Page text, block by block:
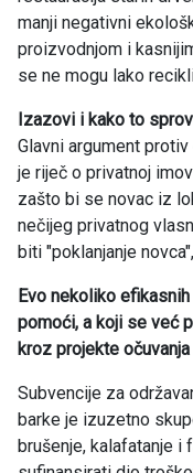
manji negativni
proizvodnjom i
se ne mogu lako
Izazovi i kako to
Glavni argument
je riječ o privatnoj
zašto bi se novac iz
nečijeg privatnog
biti "poklanjanje
Evo nekoliko
pomoći, a koji se već
kroz projekte
Subvencije za
barke je izuzetno
brušenje, kalafatanje i